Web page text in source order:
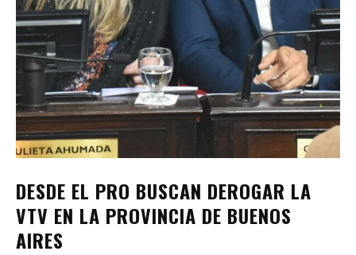
DESDE EL PRO BUSCAN DEROGAR LA
VTV EN LA PROVINCIA DE BUENOS
AIRES